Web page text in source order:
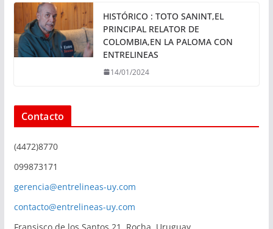
HISTÓRICO : TOTO SANINT,EL
PRINCIPAL RELATOR DE
COLOMBIA,EN LA PALOMA CON
ENTRELINEAS
14/01/2024
Contacto
(4472)8770
099873171
gerencia@entrelineas-uy.com
contacto@entrelineas-uy.com